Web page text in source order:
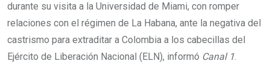
durante su visita a la Universidad de Miami, con romper
relaciones con el régimen de La Habana, ante la negativa del
castrismo para extraditar a Colombia a los cabecillas del
Ejército de Liberación Nacional (ELN), informó Canal 1.